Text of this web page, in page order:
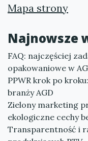
Mapa strony
Najnowsze
FAQ: najczęściej
opakowaniowe w
PPWR krok po
branży AGD
Zielony marketing
ekologiczne cechy
Transparentność i